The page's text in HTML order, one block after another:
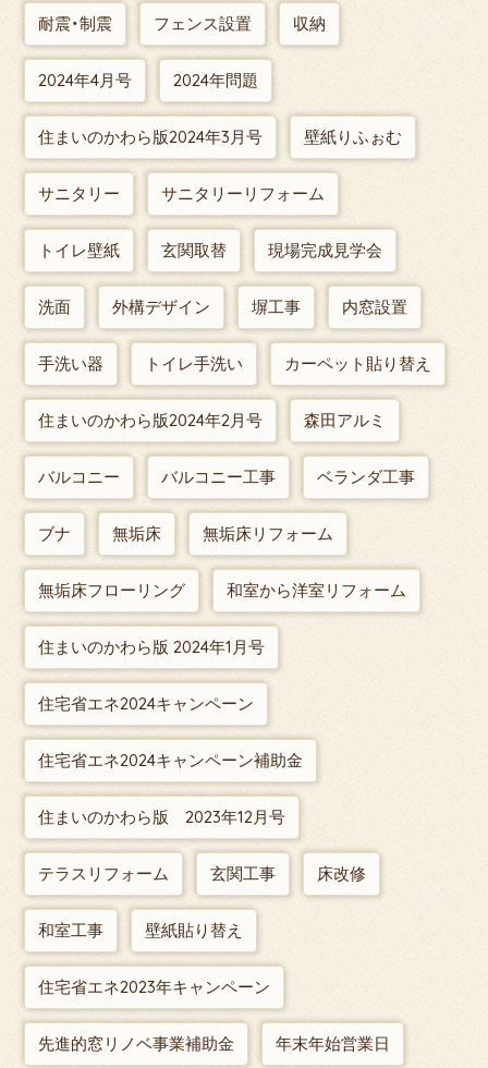
耐震・制震 フェンス設置 収納
2024年4月号 2024年問題
住まいのかわら版2024年3月号 壁紙りふぉむ
サニタリー サニタリーリフォーム
トイレ壁紙 玄関取替 現場完成見学会
洗面 外構デザイン 塀工事 内窓設置
手洗い器 トイレ手洗い カーペット貼り替え
住まいのかわら版2024年2月号 森田アルミ
バルコニー バルコニー工事 ベランダ工事
ブナ 無垢床 無垢床リフォーム
無垢床フローリング 和室から洋室リフォーム
住まいのかわら版 2024年1月号
住宅省エネ2024キャンペーン
住宅省エネ2024キャンペーン補助金
住まいのかわら版 2023年12月号
テラスリフォーム 玄関工事 床改修
和室工事 壁紙貼り替え
住宅省エネ2023年キャンペーン
先進的窓リノベ事業補助金 年末年始営業日